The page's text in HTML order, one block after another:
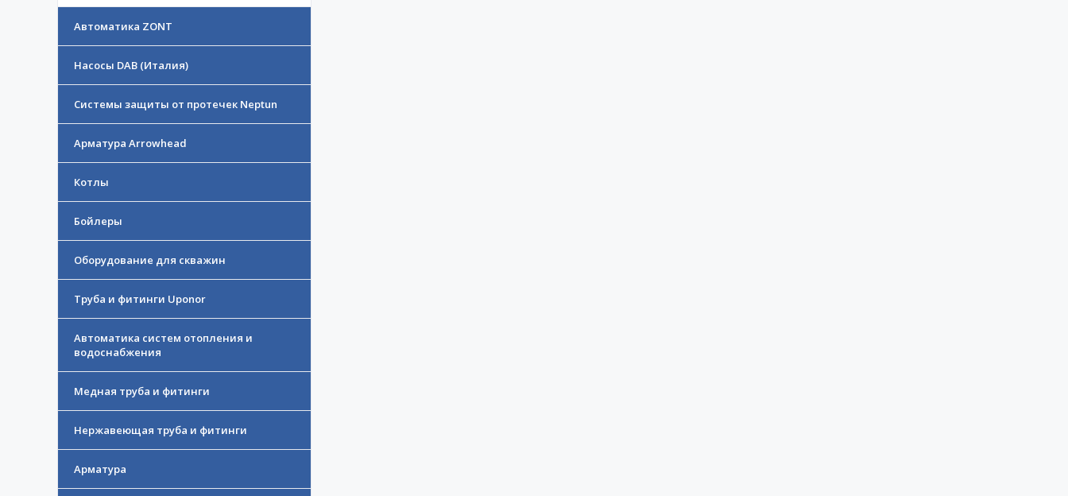
Автоматика ZONT
Насосы DAB (Италия)
Системы защиты от протечек Neptun
Арматура Arrowhead
Котлы
Бойлеры
Оборудование для скважин
Труба и фитинги Uponor
Автоматика систем отопления и
водоснабжения
Медная труба и фитинги
Нержавеющая труба и фитинги
Арматура